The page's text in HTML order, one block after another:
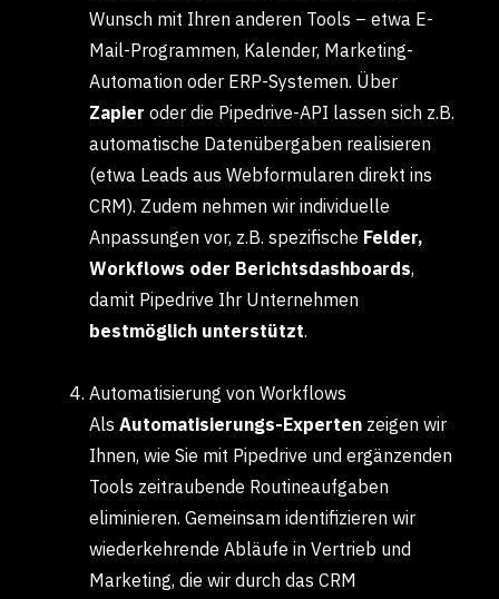
Wunsch mit Ihren anderen Tools – etwa E-
Mail-Programmen, Kalender, Marketing-
Automation oder ERP-Systemen. Über
Zapier oder die Pipedrive-API lassen sich z.B.
automatische Datenübergaben realisieren
(etwa Leads aus Webformularen direkt ins
CRM). Zudem nehmen wir individuelle
Anpassungen vor, z.B. spezifische Felder,
Workflows oder Berichtsdashboards,
damit Pipedrive Ihr Unternehmen
bestmöglich unterstützt.
Automatisierung von Workflows
Als Automatisierungs-Experten zeigen wir
Ihnen, wie Sie mit Pipedrive und ergänzenden
Tools zeitraubende Routineaufgaben
eliminieren. Gemeinsam identifizieren wir
wiederkehrende Abläufe in Vertrieb und
Marketing, die wir durch das CRM